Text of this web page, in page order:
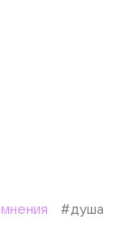
мнения #душа